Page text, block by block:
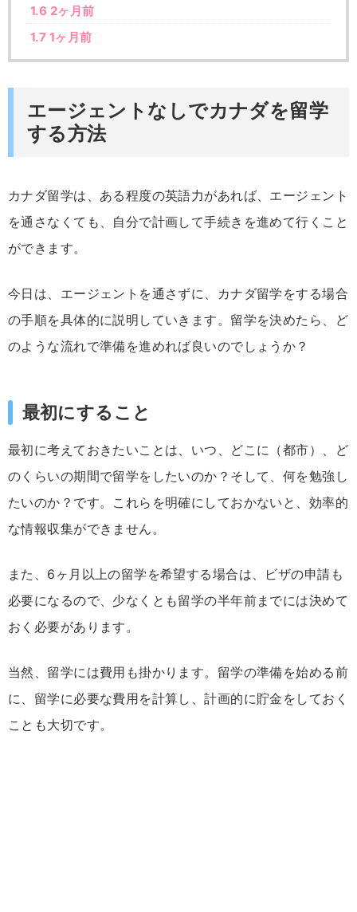
1.6 2ヶ月前
1.7 1ヶ月前
エージェントなしでカナダを留学
する方法
カナダ留学は、ある程度の英語力があれば、エージェント
を通さなくても、自分で計画して手続きを進めて行くこと
ができます。
今日は、エージェントを通さずに、カナダ留学をする場合
の手順を具体的に説明していきます。留学を決めたら、ど
のような流れで準備を進めれば良いのでしょうか？
最初にすること
最初に考えておきたいことは、いつ、どこに（都市）、ど
のくらいの期間で留学をしたいのか？そして、何を勉強し
たいのか？です。これらを明確にしておかないと、効率的
な情報収集ができません。
また、6ヶ月以上の留学を希望する場合は、ビザの申請も
必要になるので、少なくとも留学の半年前までには決めて
おく必要があります。
当然、留学には費用も掛かります。留学の準備を始める前
に、留学に必要な費用を計算し、計画的に貯金をしておく
ことも大切です。